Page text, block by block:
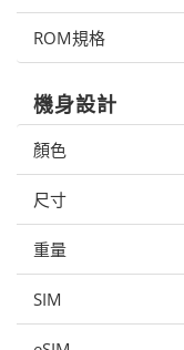
ROM規格
機身設計
顏色
尺寸
重量
SIM